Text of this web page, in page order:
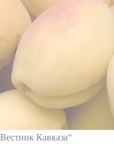
Кавказа“